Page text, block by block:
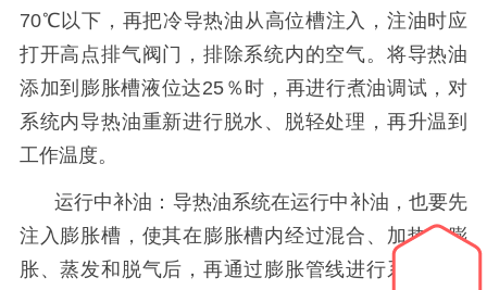
70℃以下，再把冷导热油从高位槽注入，注油时应
打开高点排气阀门，排除系统内的空气。将导热油
添加到膨胀槽液位达25 ％时，再进行煮油调试，对
系统内导热油重新进行脱水、脱轻处理，再升温到
工作温度。
运行中补油：导热油系统在运行中补油，也要先
注入膨胀槽，使其在膨胀槽内经过混合、加热、膨
胀、蒸发和脱气后，再通过膨胀管线进行系统的主